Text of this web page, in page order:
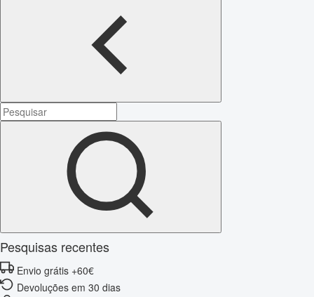
Pesquisas recentes
Envio grátis +60€
Devoluções em 30 dias